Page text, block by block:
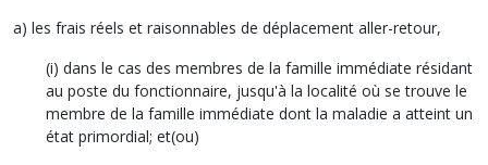
a) les frais réels et raisonnables de déplacement aller-retour,
(i) dans le cas des membres de la famille immédiate résidant
au poste du fonctionnaire, jusqu'à la localité où se trouve le
membre de la famille immédiate dont la maladie a atteint un
état primordial; et(ou)